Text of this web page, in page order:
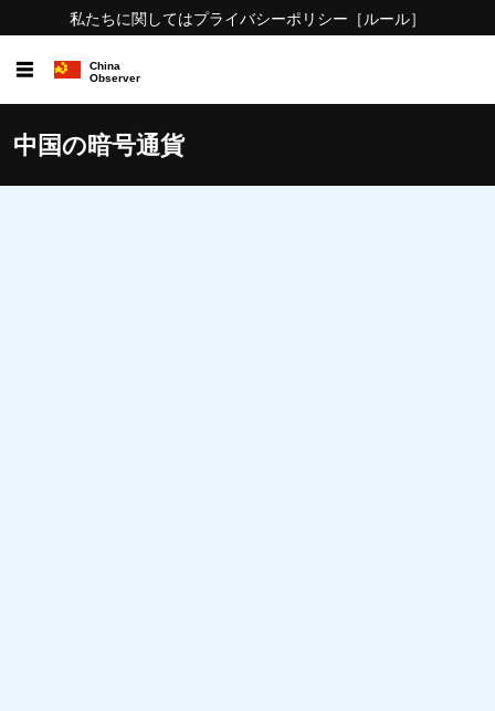
私たちに関してはプライバシーポリシー ［ルール］
☰
中国の暗号通貨